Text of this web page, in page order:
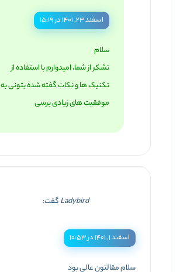
اسفند ۲۳, ۱۴۰۱ در ۱۵:۱۹
سلام
تشکر از شما، امیدوارم با استفاده از
تکنیک ها و نکات گفته شده بتونی به
موفقیت های زیادی برسی
Ladybirdگفت:
اسفند ۱, ۱۴۰۱ در ۱۰:۵۳
سلام مقالتون عالی بود